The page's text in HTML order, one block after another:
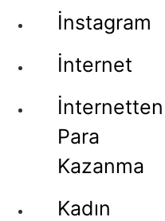
İnstagram
İnternet
İnternetten
Para
Kazanma
Kadın